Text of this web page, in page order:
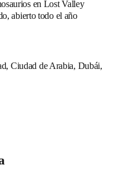
en Lost Valley
abierto todo el año
Ciudad de Arabia, Dubái,